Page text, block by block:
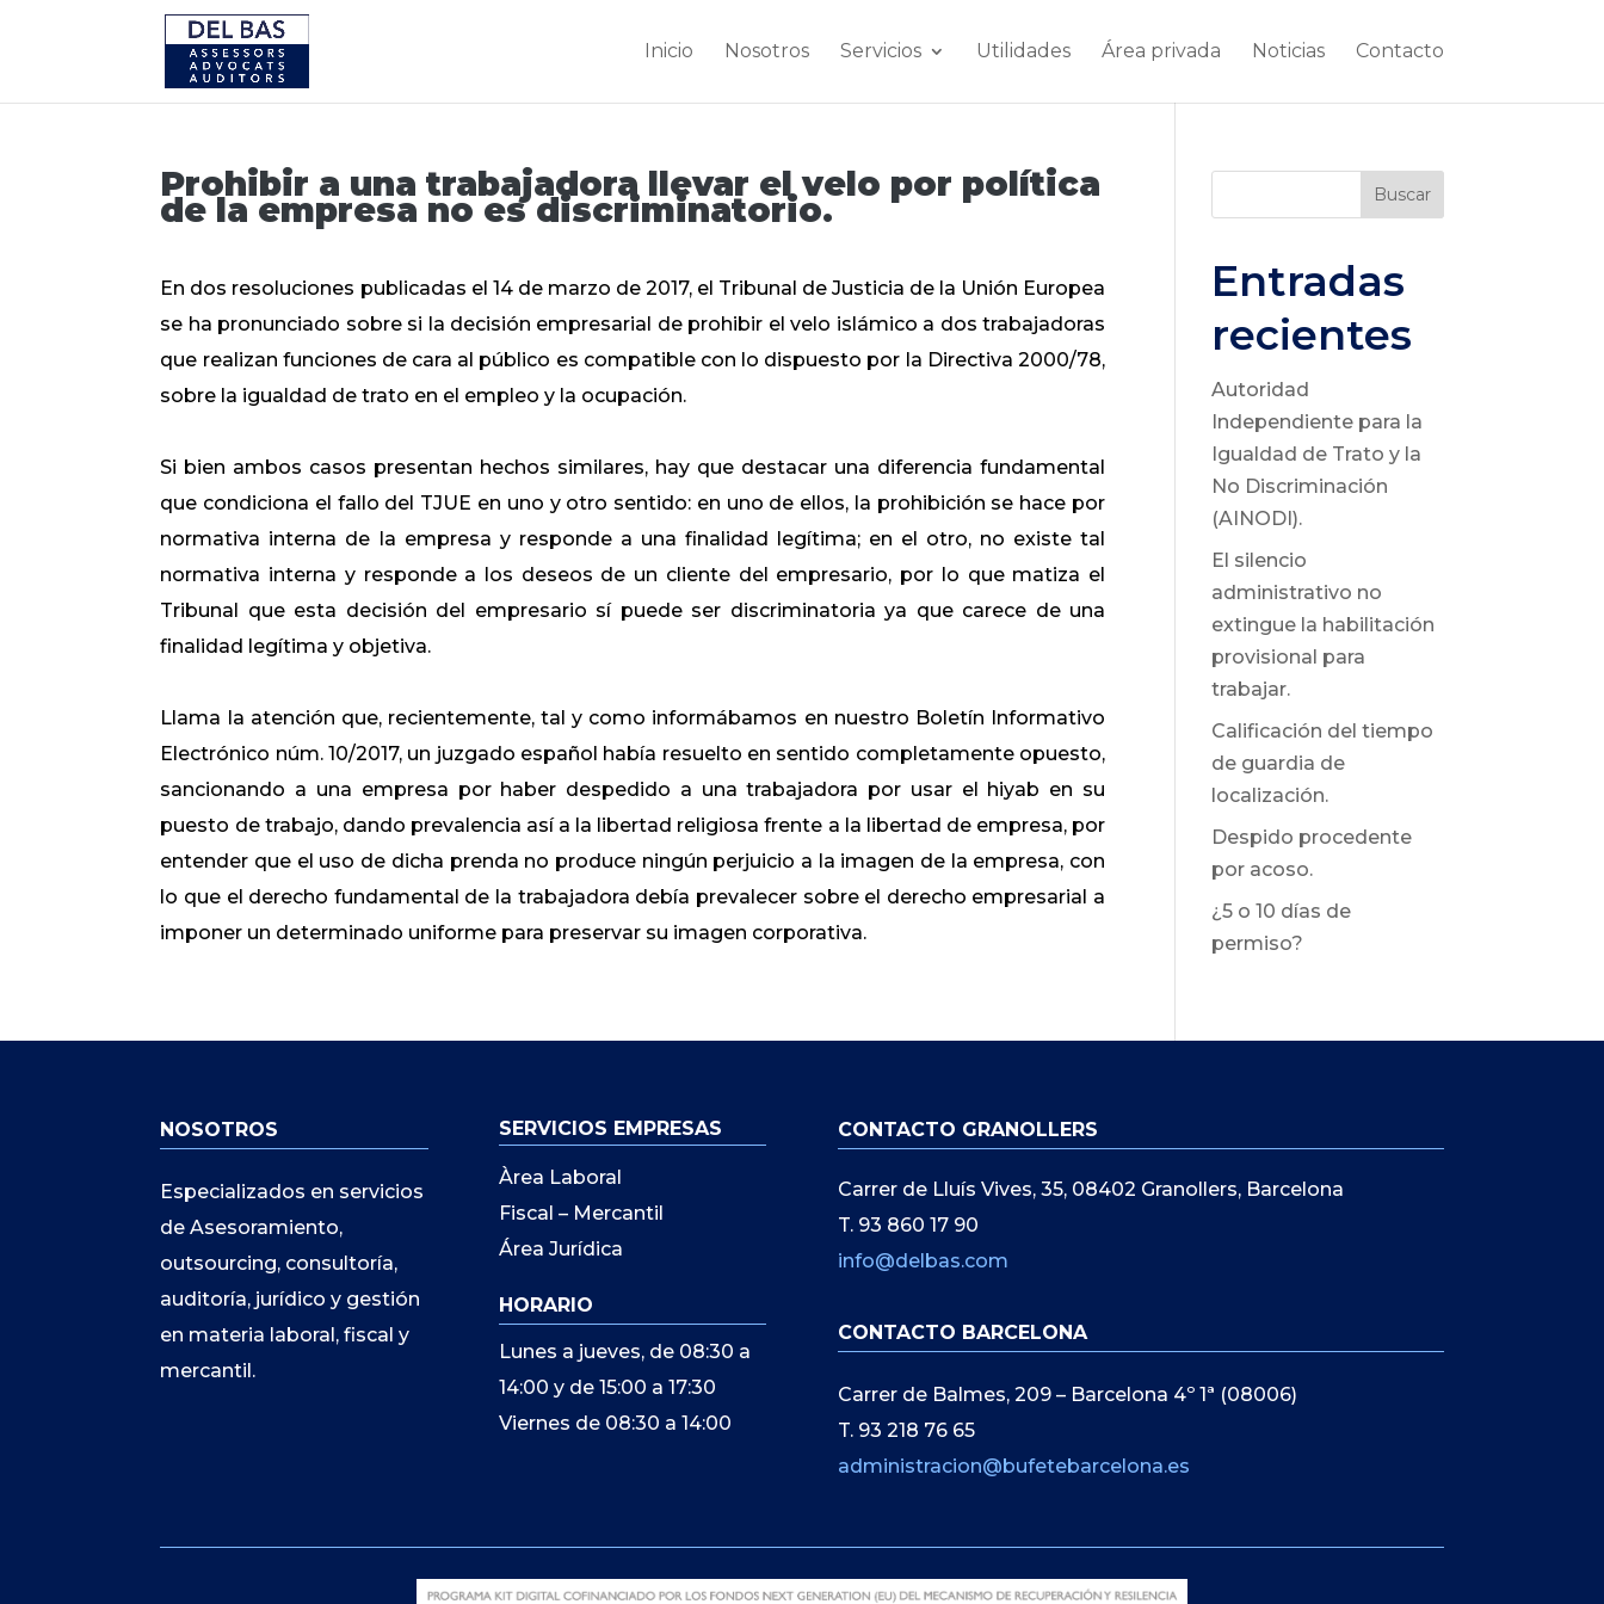
Inicio Nosotros Servicios Utilidades Área privada Noticias Contacto
Prohibir a una trabajadora llevar el velo por política
de la empresa no es discriminatorio.
En dos resoluciones publicadas el 14 de marzo de 2017, el Tribunal de Justicia de la Unión Europea
se ha pronunciado sobre si la decisión empresarial de prohibir el velo islámico a dos trabajadoras
que realizan funciones de cara al público es compatible con lo dispuesto por la Directiva 2000/78,
sobre la igualdad de trato en el empleo y la ocupación.
Si bien ambos casos presentan hechos similares, hay que destacar una diferencia fundamental
que condiciona el fallo del TJUE en uno y otro sentido: en uno de ellos, la prohibición se hace por
normativa interna de la empresa y responde a una finalidad legítima; en el otro, no existe tal
normativa interna y responde a los deseos de un cliente del empresario, por lo que matiza el
Tribunal que esta decisión del empresario sí puede ser discriminatoria ya que carece de una
finalidad legítima y objetiva.
Llama la atención que, recientemente, tal y como informábamos en nuestro Boletín Informativo
Electrónico núm. 10/2017, un juzgado español había resuelto en sentido completamente opuesto,
sancionando a una empresa por haber despedido a una trabajadora por usar el hiyab en su
puesto de trabajo, dando prevalencia así a la libertad religiosa frente a la libertad de empresa, por
entender que el uso de dicha prenda no produce ningún perjuicio a la imagen de la empresa, con
lo que el derecho fundamental de la trabajadora debía prevalecer sobre el derecho empresarial a
imponer un determinado uniforme para preservar su imagen corporativa.
Buscar
Entradas
recientes
Autoridad
Independiente para la
Igualdad de Trato y la
No Discriminación
(AINODI).
El silencio
administrativo no
extingue la habilitación
provisional para
trabajar.
Calificación del tiempo
de guardia de
localización.
Despido procedente
por acoso.
¿5 o 10 días de
permiso?
NOSOTROS
Especializados en servicios
de Asesoramiento,
outsourcing, consultoría,
auditoría, jurídico y gestión
en materia laboral, fiscal y
mercantil.
SERVICIOS EMPRESAS
Àrea Laboral
Fiscal – Mercantil
Área Jurídica
HORARIO
Lunes a jueves, de 08:30 a
14:00 y de 15:00 a 17:30
Viernes de 08:30 a 14:00
CONTACTO GRANOLLERS
Carrer de Lluís Vives, 35, 08402 Granollers, Barcelona
T. 93 860 17 90
info@delbas.com
CONTACTO BARCELONA
Carrer de Balmes, 209 – Barcelona 4º 1ª (08006)
T. 93 218 76 65
administracion@bufetebarcelona.es